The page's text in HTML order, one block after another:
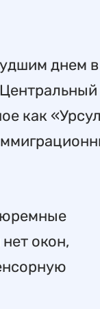
днем в
как
окон,